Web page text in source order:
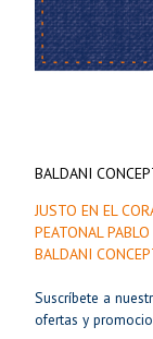
BALDANI
JUSTO EN EL
PEATONAL
BALDANI
Suscríbete a
ofertas y